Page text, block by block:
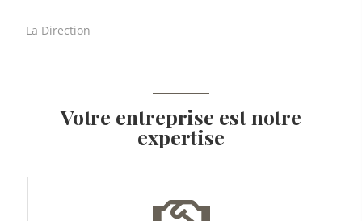
La Direction
Votre entreprise est notre
expertise